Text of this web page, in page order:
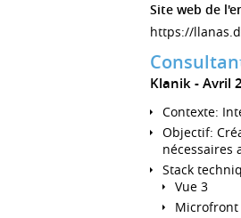
Site web de
https://
Klanik Avril
Contexte:
Objectif:
nécessaires
Stack
Vue 3
Microfront